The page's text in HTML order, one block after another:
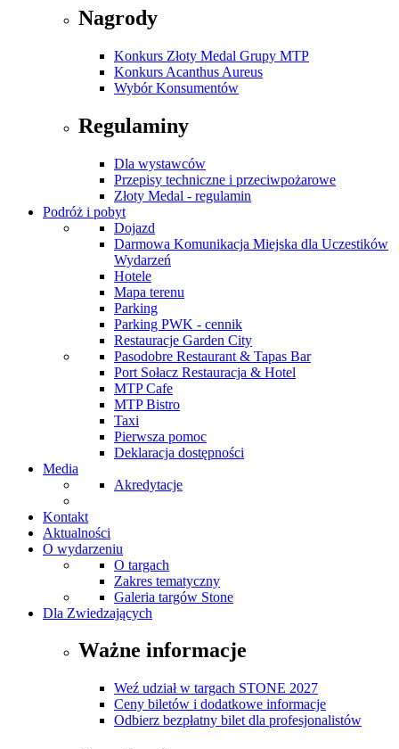
Nagrody
Konkurs Złoty Medal Grupy MTP
Konkurs Acanthus Aureus
Wybór Konsumentów
Regulaminy
Dla wystawców
Przepisy techniczne i przeciwpożarowe
Złoty Medal - regulamin
Podróż i pobyt
Dojazd
Darmowa Komunikacja Miejska dla Uczestików
Wydarzeń
Hotele
Mapa terenu
Parking
Parking PWK - cennik
Restauracje Garden City
Pasodobre Restaurant & Tapas Bar
Port Sołacz Restauracja & Hotel
MTP Cafe
MTP Bistro
Taxi
Pierwsza pomoc
Deklaracja dostępności
Media
Akredytacje
Kontakt
Aktualności
O wydarzeniu
O targach
Zakres tematyczny
Galeria targów Stone
Dla Zwiedzających
Ważne informacje
Weź udział w targach STONE 2027
Ceny biletów i dodatkowe informacje
Odbierz bezpłatny bilet dla profesjonalistów